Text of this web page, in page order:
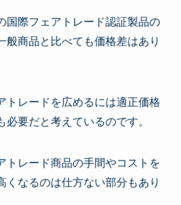
国際フェアトレード認証製品の
般商品と比べても価格差はあり
トレードを広めるには適正価格
必要だと考えているのです。
トレード商品の手間やコストを
くなるのは仕方ない部分もあり